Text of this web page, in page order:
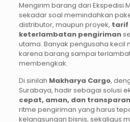
Mengirim barang dari Ekspedisi
sekadar soal memindahkan
distributor, maupun proyek, tarif
keterlambatan pengiriman
utama. Banyak pengusaha kecil
karena barang sampai
membengkak.
Di sinilah Makharya Cargo,
Surabaya, hadir sebagai solusi
cepat, aman, dan transparan
ritme pengiriman yang harus
kelangsungan bisnis, sekaligus